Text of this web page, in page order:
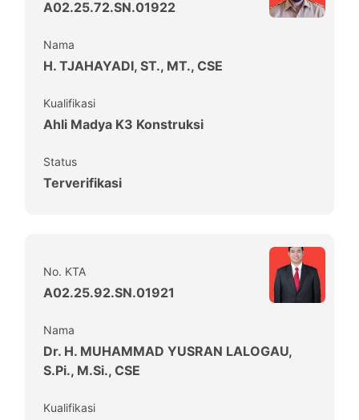
A02.25.72.SN.01922
Nama
H. TJAHAYADI, ST., MT., CSE
Kualifikasi
Ahli Madya K3 Konstruksi
Status
Terverifikasi
No. KTA
A02.25.92.SN.01921
Nama
Dr. H. MUHAMMAD YUSRAN LALOGAU,
S.Pi., M.Si., CSE
Kualifikasi